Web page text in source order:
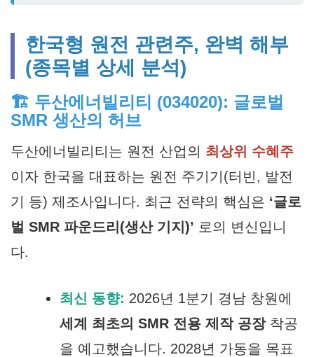
한국형 원전 관련주, 완벽 해부
(종목별 상세 분석)
🏗️ 두산에너빌리티 (034020): 글로벌
SMR 생산의 허브
두산에너빌리티는 원전 산업의 최상위 수혜주
이자 한국을 대표하는 원전 주기기(터빈, 발전
기 등) 제조사입니다. 최근 전략의 핵심은 ‘글로
벌 SMR 파운드리(생산 기지)’ 로의 변신입니
다.
최신 동향: 2026년 1분기 경남 창원에
세계 최초의 SMR 전용 제작 공장착공
을 예고했습니다. 2028년 가동을 목표